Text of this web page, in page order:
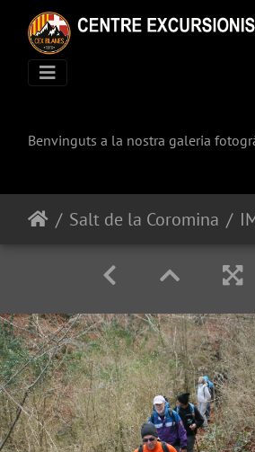
Benvinguts a la nostra galeria
Salt de la Coromina